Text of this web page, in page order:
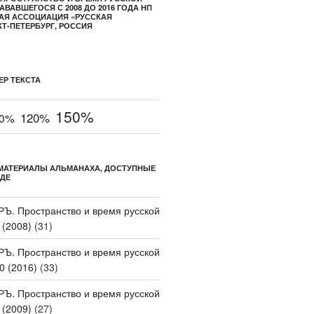
С 2008 ДО 2016 ГОДА НП
АССОЦИАЦИЯ «РУССКАЯ
ПЕТЕРБУРГ, РОССИЯ
ТЕКСТА
120% 150%
АЛЬМАНАХА, ДОСТУПНЫЕ
Пространство и время русской
(31)
Пространство и время русской
(2016) (33)
Пространство и время русской
(27)